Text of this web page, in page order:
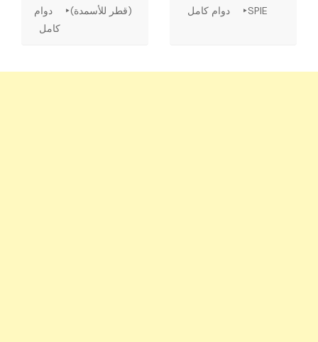
SPIE
دوام كامل
(قطر للأسمدة)
دوام
كامل